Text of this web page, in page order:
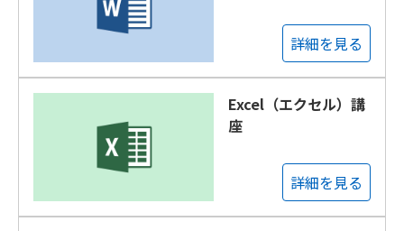
詳細を見る
Excel（エクセル）講
座
詳細を見る